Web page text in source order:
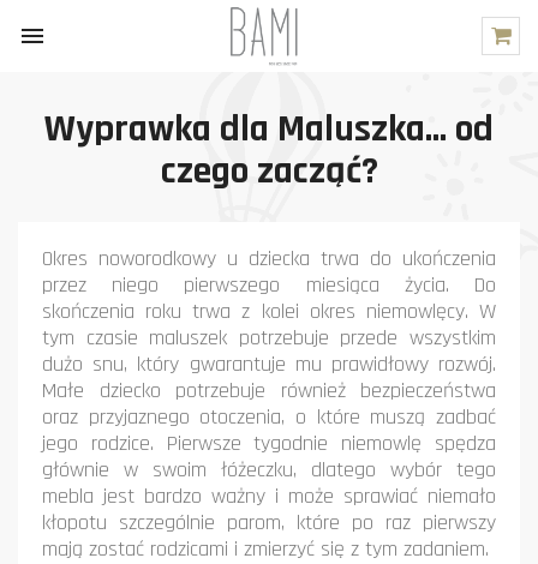

Wyprawka dla Maluszka... od
czego zacząć?
Okres noworodkowy u dziecka trwa do ukończenia
przez niego pierwszego miesiąca życia. Do
skończenia roku trwa z kolei okres niemowlęcy. W
tym czasie maluszek potrzebuje przede wszystkim
dużo snu, który gwarantuje mu prawidłowy rozwój.
Małe dziecko potrzebuje również bezpieczeństwa
oraz przyjaznego otoczenia, o które muszą zadbać
jego rodzice. Pierwsze tygodnie niemowlę spędza
głównie w swoim łóżeczku, dlatego wybór tego
mebla jest bardzo ważny i może sprawiać niemało
kłopotu szczególnie parom, które po raz pierwszy
mają zostać rodzicami i zmierzyć się z tym zadaniem.